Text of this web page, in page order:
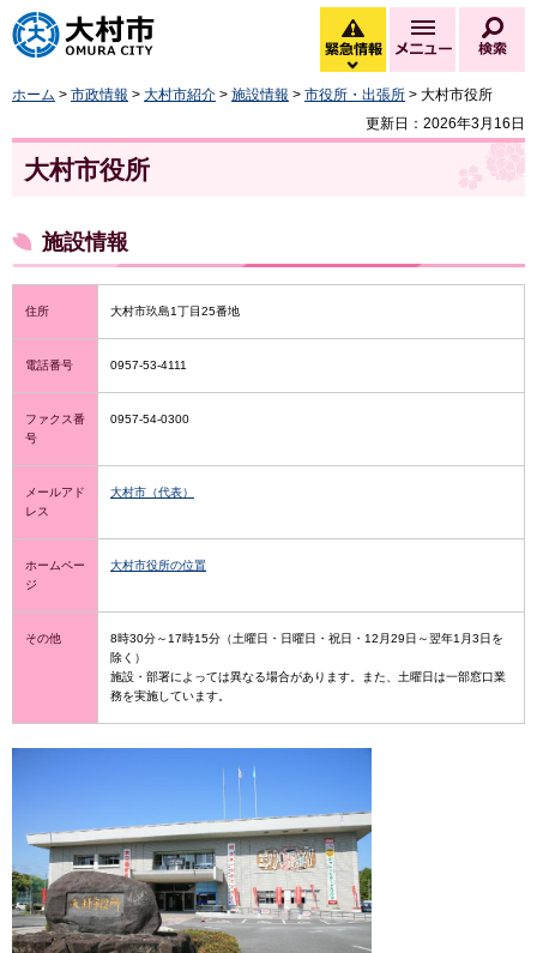
大村市
緊急情報
緊急情報を開く
メニュー
ホーム > 市政情報 > 大村市紹介 > 施設情報 > 市役所・出張所 > 大村市役所
更新日：2026年3月16日
大村市役所
施設情報
住所 大村市玖島1丁目25番地
電話番号 0957-53-4111
ファクス番
号
0957-54-0300
メールアド
レス
大村市（代表）
ホームペー
ジ
大村市役所の位置
その他
8時30分～17時15分（土曜日・日曜日・祝日・12月29日～翌年1月3日を
除く）
施設・部署によっては異なる場合があります。また、土曜日は一部窓口業
務を実施しています。